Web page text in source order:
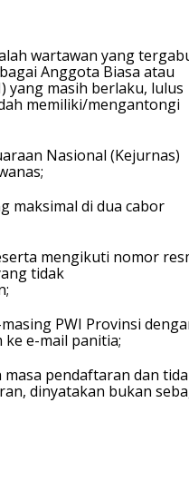
wartawan yang
Anggota Biasa atau
yang masih berlaku, lulus
memiliki/mengantongi
Nasional (Kejurnas)
maksimal di dua cabor
mengikuti nomor
tidak
PWI Provinsi
e-mail panitia;
pendaftaran dan
dinyatakan bukan